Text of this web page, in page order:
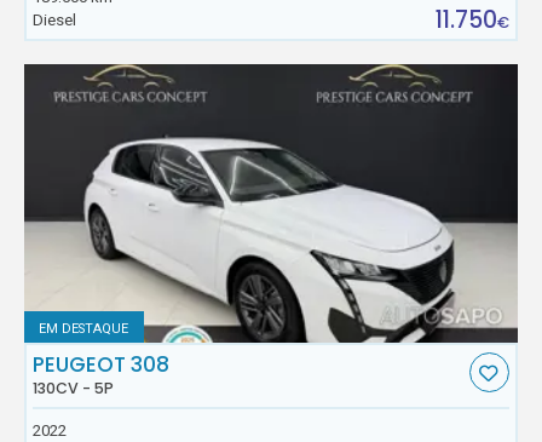
Diesel
11.750€
EM DESTAQUE
PEUGEOT 308
130CV - 5P
2022